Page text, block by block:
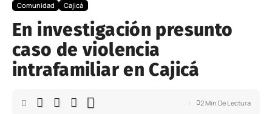
Comunidad Cajicá
En investigación presunto
caso de violencia
intrafamiliar en Cajicá
2 Min De Lectura